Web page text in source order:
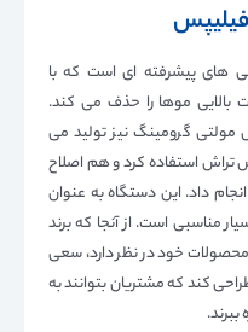
های پیشرفته ای است که با
موها را حذف می کند.
گرومینگ نیز تولید می
تراش استفاده کرد و هم اصلاح
داد. این دستگاه به عنوان
مناسبی است. از آنجا که برند
محصولات خود در نظر دارد، سعی
کند که مشتریان بتوانند به